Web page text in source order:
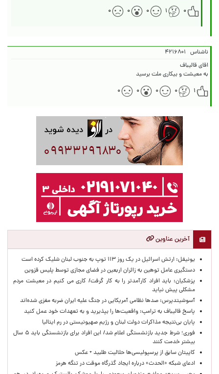
۰
۱ ۰ ۰ ۰
ناشناس ۴۲۱۶۸۰۱
به معیشت و بیکاری ملت برسید
۱
۰ ۰ ۰ ۰
آخرین عناوین
یونیفل: ارتش اسرائیل در یک روز ۱۱۳ توپ به جنوب لبنان شلیک کرده است
دستگیری عامل توهین به زائران اربعین در فضای مجازی توسط پلیس قزوین
پزشکیان: باید افراد کارآمدتر را به کار گرفت/ کاری می کنیم در معیشت مردم
مشکلی پیش نیاید
آسوشیتدپرس: صدها نظامی آمریکایی در جنگ علیه ایران ضربه مغزی شده‌اند
پاسخ قالیباف به ترامپ: واقعیت‌ها را بپذیرید و به تعهدات خود عمل کنید
پایان بی‌نتیجه مذاکرات دولت لبنان و رژیم صهیونیستی در رم ایتالیا
فوری؛ شرط جدید بازنشستگی اعلام شد/ این افراد برای بازنشستگی باید ۵ سال
بیشتر خدمت کنند
کاپیتان سابق از پرسپولیسی‌ها حلالیت طلبید + عکس
ادعای شبکه «الحدث» درباره ایجاد گذرگاه موقت در تنگه هرمز